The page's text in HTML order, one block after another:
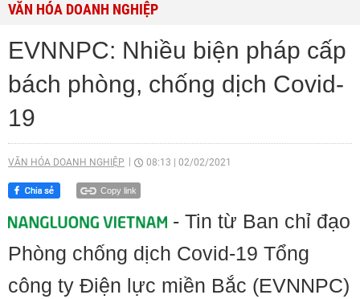
VĂN HÓA DOANH NGHIỆP
EVNNPC: Nhiều biện pháp cấp
bách phòng, chống dịch Covid-
19
VĂN HÓA DOANH NGHIỆP 08:13 02/02/2021
Copy link
- Tin từ Ban chỉ đạo
Phòng chống dịch Covid-19 Tổng
công ty Điện lực miền Bắc (EVNNPC)